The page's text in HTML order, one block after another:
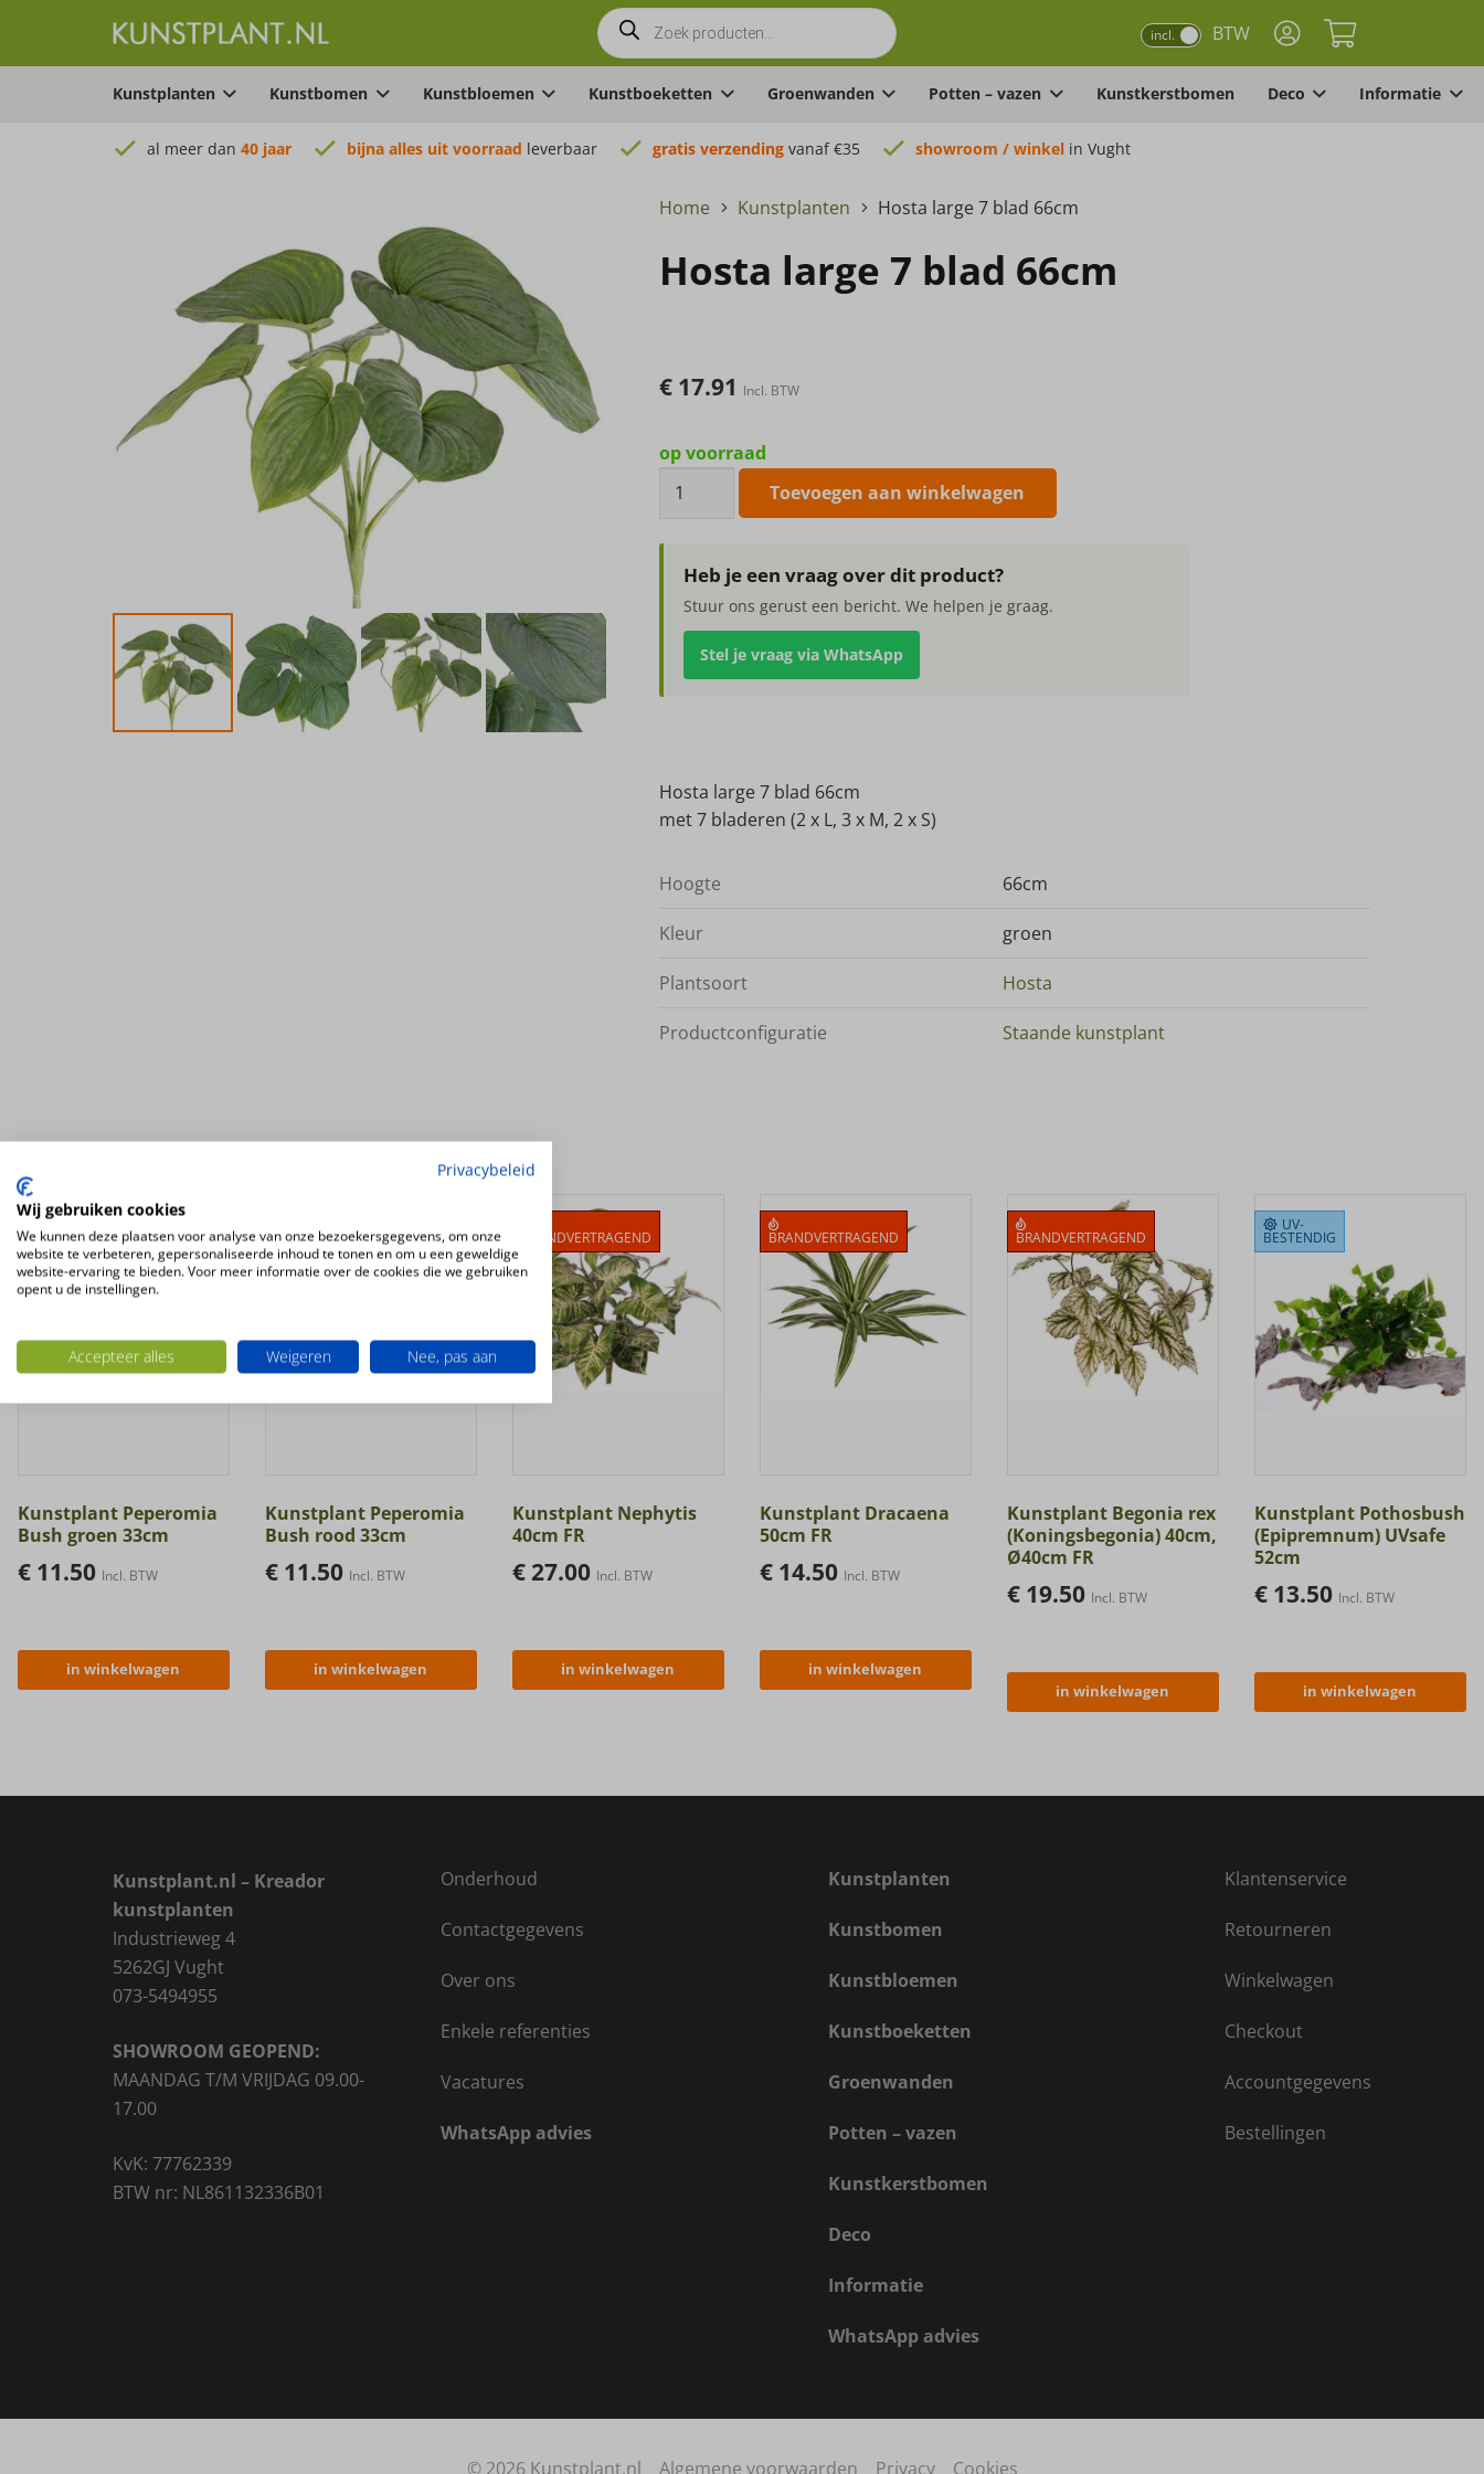
Producten
zoeken incl. BTW
Kunstplanten Kunstbomen Kunstbloemen Kunstboeketten Groenwanden Potten – vazen Kunstkerstbomen Deco Informatie
al meer dan 40 jaar bijna alles uit voorraad leverbaar gratis verzending vanaf €35 showroom / winkel in Vught
Home Kunstplanten Hosta large 7 blad 66cm
Hosta large 7 blad 66cm
€17.91 Incl. BTW
op voorraad
Hosta
7
blad
66cm
Toevoegen aan winkelwagen
Heb je een vraag over dit product?
Stuur ons gerust een bericht. We helpen je graag.
Stel je vraag via WhatsApp
Hosta large 7 blad 66cm
met 7 bladeren (2 x L, 3 x M, 2 x S)
Hoogte 66cm
Kleur groen
Plantsoort Hosta
Productconfiguratie Staande kunstplant
Ook interessant
Kunstplant Peperomia
Bush groen 33cm
€ 11.50 Incl. BTW
in winkelwagen
Kunstplant Peperomia
Bush rood 33cm
€11.50 Incl. BTW
in winkelwagen
Kunstplant Nephytis
40cm FR
€27.00 Incl. BTW
in winkelwagen
BRANDVERTRAGEND
Kunstplant Dracaena
50cm FR
€14.50 Incl. BTW
in winkelwagen
BRANDVERTRAGEND
Kunstplant Begonia rex
(Koningsbegonia) 40cm,
Ø40cm FR
€19.50 Incl. BTW
in winkelwagen
BRANDVERTRAGEND
Kunstplant Pothosbush
(Epipremnum) UVsafe
52cm
€13.50 Incl. BTW
in winkelwagen
UV-
BESTENDIG
Kunstplant.nl – Kreador
kunstplanten
Industrieweg 4
5262GJ Vught
073-5494955
SHOWROOM GEOPEND:
MAANDAG T/M VRIJDAG 09.00-
17.00
KvK: 77762339
BTW nr: NL861132336B01
Onderhoud
Contactgegevens
Over ons
Enkele referenties
Vacatures
WhatsApp advies
Kunstplanten
Kunstbomen
Kunstbloemen
Kunstboeketten
Groenwanden
Potten – vazen
Kunstkerstbomen
Deco
Informatie
WhatsApp advies
Klantenservice
Retourneren
Winkelwagen
Checkout
Accountgegevens
Bestellingen
© 2026 Kunstplant.nl Algemene voorwaarden Privacy Cookies
Privacybeleid
Wij gebruiken cookies
We kunnen deze plaatsen voor analyse van onze bezoekersgegevens, om onze
website te verbeteren, gepersonaliseerde inhoud te tonen en om u een geweldige
website-ervaring te bieden. Voor meer informatie over de cookies die we gebruiken
opent u de instellingen.
Accepteer alles Weigeren Nee, pas aan